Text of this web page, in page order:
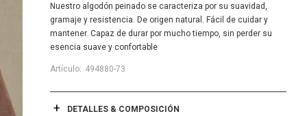
Nuestro algodón peinado se caracteriza por su suavidad,
gramaje y resistencia. De origen natural. Fácil de cuidar y
mantener. Capaz de durar por mucho tiempo, sin perder su
esencia suave y confortable
494880-73
DETALLES & COMPOSICIÓN